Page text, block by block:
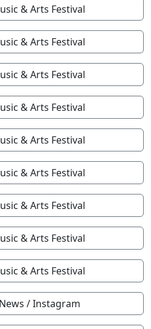
& Arts Festival
& Arts Festival
& Arts Festival
& Arts Festival
& Arts Festival
& Arts Festival
& Arts Festival
& Arts Festival
& Arts Festival
/ Instagram